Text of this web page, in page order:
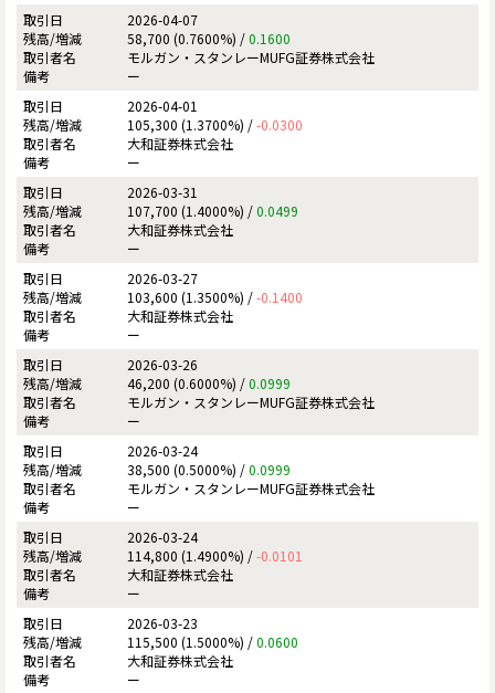
2026-04-07
58,700 (0.7600%) /0.1600
モルガン・スタンレーMUFG証券株式会社
ー
2026-04-01
105,300 (1.3700%) /-0.0300
大和証券株式会社
ー
2026-03-31
107,700 (1.4000%) /0.0499
大和証券株式会社
ー
2026-03-27
103,600 (1.3500%) /-0.1400
大和証券株式会社
ー
2026-03-26
46,200 (0.6000%) /0.0999
モルガン・スタンレーMUFG証券株式会社
ー
2026-03-24
38,500 (0.5000%) /0.0999
モルガン・スタンレーMUFG証券株式会社
ー
2026-03-24
114,800 (1.4900%) /-0.0101
大和証券株式会社
ー
2026-03-23
115,500 (1.5000%) /0.0600
大和証券株式会社
ー